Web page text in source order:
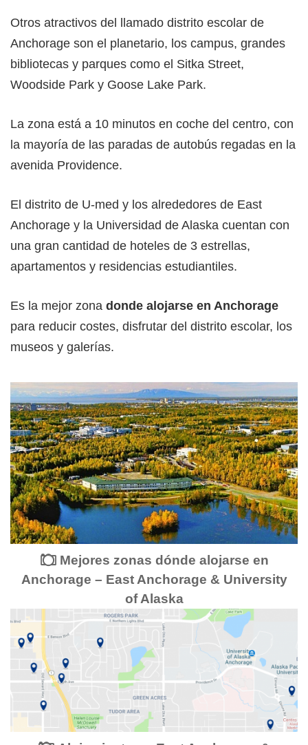
Otros atractivos del llamado distrito escolar de
Anchorage son el planetario, los campus, grandes
bibliotecas y parques como el Sitka Street,
Woodside Park y Goose Lake Park.
La zona está a 10 minutos en coche del centro, con
la mayoría de las paradas de autobús regadas en la
avenida Providence.
El distrito de U-med y los alrededores de East
Anchorage y la Universidad de Alaska cuentan con
una gran cantidad de hoteles de 3 estrellas,
apartamentos y residencias estudiantiles.
Es la mejor zona donde alojarse en Anchorage
para reducir costes, disfrutar del distrito escolar, los
museos y galerías.
Mejores zonas dónde alojarse en
Anchorage – East Anchorage & University
of Alaska